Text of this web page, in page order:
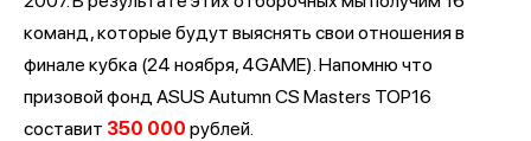
команд, которые будут выяснять свои отношения в
финале кубка (24 ноября, 4GAME). Напомню что
призовой фонд ASUS Autumn CS Masters TOP16
составит 350 000 рублей.